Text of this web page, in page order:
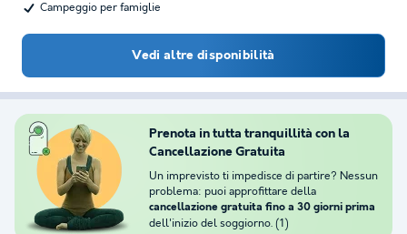
Campeggio per famiglie
Vedi altre disponibilità
Prenota in tutta tranquillità con la
Cancellazione Gratuita
Un imprevisto ti impedisce di partire? Nessun
problema: puoi approfittare della
cancellazione gratuita fino a 30 giorni prima
dell'inizio del soggiorno. (1)